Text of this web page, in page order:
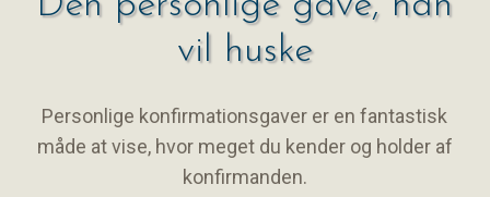
vil huske
Personlige konfirmationsgaver er en fantastisk
måde at vise, hvor meget du kender og holder af
konfirmanden.